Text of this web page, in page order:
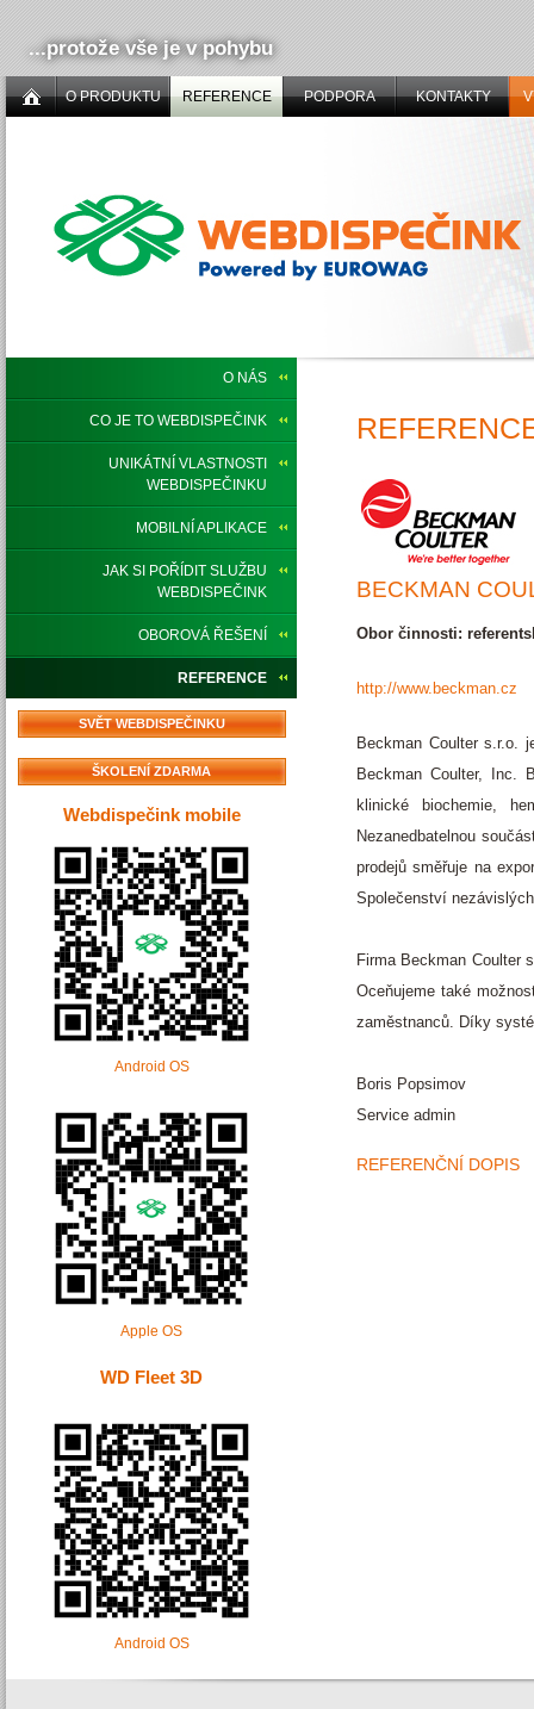
...protože vše je v pohybu
O PRODUKTU REFERENCE PODPORA KONTAKTY
O NÁS
CO JE TO WEBDISPEČINK
UNIKÁTNÍ VLASTNOSTI
WEBDISPEČINKU
MOBILNÍ APLIKACE
JAK SI POŘÍDIT SLUŽBU
WEBDISPEČINK
OBOROVÁ ŘEŠENÍ
REFERENCE
SVĚT WEBDISPEČINKU
ŠKOLENÍ ZDARMA
Webdispečink mobile
Android OS
Apple OS
WD Fleet 3D
Android OS
BECKMAN
Obor činnosti:
http://www.beckman.cz
Beckman Coulter s.r.o.
Beckman Coulter, Inc.
klinické biochemie,
Nezanedbatelnou
prodejů směřuje na
Společenství
Firma Beckman Coulter
Oceňujeme také
zaměstnanců. Díky
Boris Popsimov
Service admin
REFERENČNÍ DOPIS